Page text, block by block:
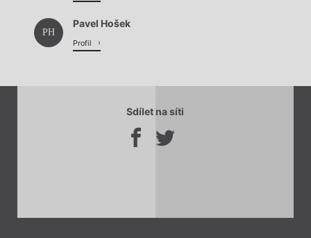
PH
Pavel Hošek
Profil
Sdílet na síti